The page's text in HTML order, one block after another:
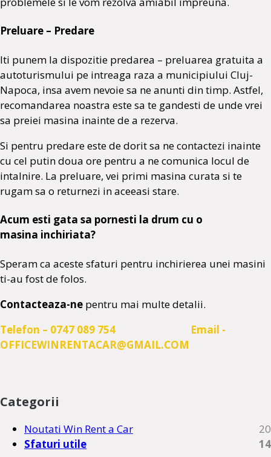
Preluare – Predare
Iti punem la dispozitie predarea – preluarea gratuita a
autoturismului pe intreaga raza a municipiului Cluj-
Napoca, insa avem nevoie sa ne anunti din timp. Astfel,
recomandarea noastra este sa te gandesti de unde vrei
sa preiei masina inainte de a rezerva.
Si pentru predare este de dorit sa ne contactezi inainte
cu cel putin doua ore pentru a ne comunica locul de
intalnire. La preluare, vei primi masina curata si te
rugam sa o returnezi in aceeasi stare.
Acum esti gata sa pornesti la drum cu o
masina inchiriata?
Speram ca aceste sfaturi pentru inchirierea unei masini
ti-au fost de folos.
Contacteaza-ne pentru mai multe detalii.
Telefon – 0747 089 754 Email -
OFFICEWINRENTACAR@GMAIL.COM
Categorii
Noutati Win Rent a Car
20
Sfaturi utile
14